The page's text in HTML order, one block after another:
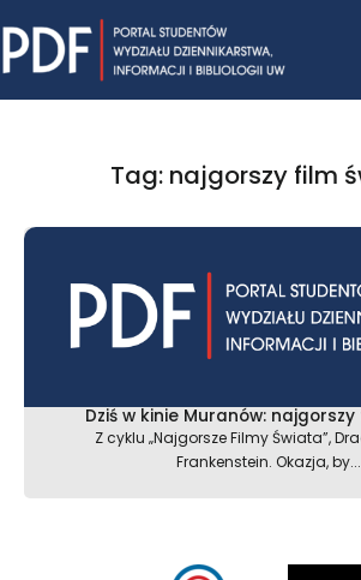
to
content
Tag: najgorszy film
Dziś w kinie Muranów:
Z cyklu „Najgorsze Filmy Świata”,
Frankenstein. Okazja, by...